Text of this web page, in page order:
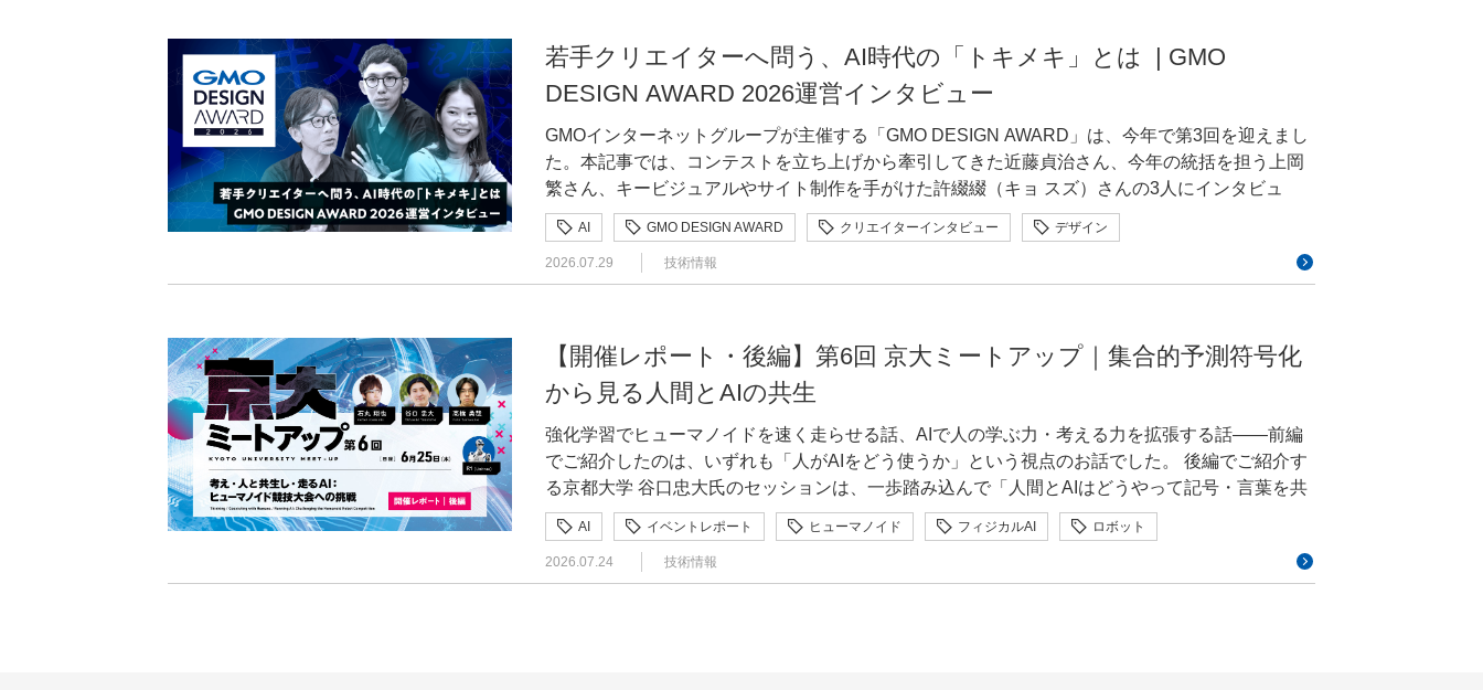
ュアル制作の裏側などを語った以下のインタビュー記事もぜひあわせてご覧ください！ ▽若手ク
リエイターへ問う、AI時代の「トキメキ」とは | GMO DESIGN AWARD 2026運営インタビュー
単なる効率化の手段としてではなく、表現や体験を広げるための手段として活用している点も印
象的です。 「まだ完成度に自信がない」「デザインを専門にしていない」と迷っている方も、ま
は、「思い出召喚ステッカー yomiyomi」「調べ物」「フォームインワン」を制作した3組の受賞
者をご紹介します。個人制作とは異なる、チームならではのアイデアの広げ方や制作の裏側に
も、ぜひご注目ください。 GMO DESIGN AWARD 2026｜詳細・応募はこちら また、GMO
DESIGN AWARDの運営メンバーが、コンテスト立ち上げの背景や今年のテーマ「トキメキ」に
込めた想い、キービジュアル制作の裏側などを語った以下のインタビュー記事もぜひあわせてご
覧ください！▽若手クリエイターへ問う、AI時代の「トキメキ」とは | GMO DESIGN AWARD
できた。じゃあ、作ってみるか」と使う人の気持ちを後押しできます。こうした細部にこそ、使
う人への思いやりが表れると思うので、相手の気持ちになって考えることはとても大切ですね。
—デザイナーを取り巻く環境が変化するなか、今後、インハウスデザイナーとしてどのような役
割を担っていきたいですか。 大橋数字を通じて事業に貢献できるデザイナー、そしてデザインチ
ームでありたいと思っています。そのためには、市場や購入者様と対話し、実際に人と会って得
た気づきをデザインへ反映し、成果につなげていく必要があります。最近、自社サービスを出展
した大型展示会で、2日間ブースに立ち、来場者の方と直接お話しする機会がありました。課題を
伺いながら、自社サービスで支援できることをご案内するという、普段の制作業務だけでは得に
くい経験でした。セールスと同じ現場に立ち、生の声を聞き、反応を観察できたことは大きな収
穫でしたね。チラシやブースのデザインがどのように見られ、使われているのかも、現場に立つ
っています。AIが普及しても、最終的に判断するのは人間です。使い勝手や使う人の気持ちを汲
み取り、細かな表現まで判断できるデザイナーでありたいと思っています。 大橋さんが2日間ブ
お願いします。 大橋3つあります。1つ目は、数字を意識すること。とくに事業会社にいるインハ
ウスデザイナーは、自分が提案したデザインを、コンバージョンなどの事業成果につなげる視点
が必要です。 2つ目は、リリース後こそが肝だということ。仮説をもとにつくったものをリリー
スして終わるのではなく、その後のフィードバックを汲み取り、改善を続けることが重要です。
今回のプロジェクトを通じて、改めて強く感じました。 3つ目は、使う人の気持ちになって細部
にこだわること。その積み重ねが、結果につながっていくのだと思います。 まとめ 大橋さんがた
決済画面を設計するうえで、どのような点を意識しましたか。 大橋決済画面だからこそ、「操作
する人が安心して使えるか」を大切にしました。購入者様を不安にさせないよう、情報の出し方
や見せ方、文言をできるだけわかりやすくすることを意識しましたね。画面を行き来させない動
線も意識しました。たとえば、決済画面を開いたままモーダルウィンドウを表示し、その中で必
要事項を入力すると、閉じた際に内容が反映される仕組みにしています。また、情報量が多い項
目は最初から折りたたんで表示し、前回購入時の決済方法や各種情報をあらかじめ設定しておく
など、利便性を保ちながら入力の手間を減らしました。スマートフォンでの買い物が主流になり
始めた時期だったため、スマートフォンでの使い勝手も重視しました。一般的な画面サイズで必
要な情報がどこまで見えるか、画面が長くなりすぎないかといった点にもこだわっています。こ
うして「クリックやタップをできるだけ減らし、1画面で決済を完了させる」というコンセプトを
はどのような変化がありましたか 大橋段階的に導入したため、対象店舗が少なかった初期は、目
立った改善が見られませんでした。ただ、切り替えるショップ様が増えるにつれて、数値は徐々
に好転していきました。最終的に、CVRは旧画面の35％から50％へと改善しました。正直なとこ
ろ、「そこまで変わるのか」と驚くほど、想定以上のインパクトでしたね。私自身にとっても大
きな発見でしたし、プロジェクトメンバーだけでなく、全社的にも成功を実感できる結果になり
ました。 まとめ 長く改修が見送られてきた決済画面に対し、「Smart Checkout」は4画面のフロ
ーを1画面に集約。購入者様を迷わせず、入力や操作の負担を減らすUI設計を徹底したことで、
CVRを35％から50％へと改善しました。 競合サービスを細かく分析しながらも、「安心して使
えるか」「余計な操作をさせていないか」という購入者様の視点を判断の軸に据えたことが、成
果につながったといえます。 後編では、リリース後に寄せられた購入者様やショップ様の要望
り、一昨年あたりからじわじわ出ている話なんです。もう1つは、外部サービスへの依存リスクで
す。たとえばClaudeのFable 5が規制の対象となり使えなくなる、といった事態も現実に起きま
したよね。外部サービスに依存していると、そこにリスクが生まれてしまうんです。依存そのも
で、その両面でしっかり備えを固めていかなければならないなと。 小池AI時代への対応は会社の
存続にも関わりますし、私たちの高度解析部が扱うIoT周りにも、いままさにAIが入りつつありま
す。この領域はまだ誰も正解を持っていないからこそ、自分たちで打ち出していくしかない。エ
キスパートとして、自分の考えをどんどん発信していってほしいですね。 三村私の領域で取り組
みたいビジョンの面では、IoT診断が1つの軸になります。機器の中からデータを取り出したあと
は従来の診断と同じなのですが、ハードウェアからソフトウェアにデータを移すまでの「ハード
推論を走らせる領域は、車載や自動運転の知見とも交わっていくと考えています。ここはいろい
ろとキャッチアップしている最中ですね。 小池挑みたいビジョンですよね？せっかくですし、人
よね(笑)。実はGMO AI&ロボティクス商事株式会社の方とは、様々な展示会で一緒にやらせてい
ただくことが多いんです。この前のドローンの展示会「Japan Drone」でも一緒にロボットの展
示があったんですけども、そういう時にも都度「これ解析していいですか？」って笑顔で聞きに
いったり。JALグランドサービス様との実証実験も進んでいますが、人型ロボット（ヒューマノ
イド） やロボットは「これまでPCの中で動いていたもの」が現実の世界に飛び出してくる存在
です。なので、安全なパソコンを作るためにウイルスの挙動を解析するのと同じように、人型ロ
ほど手がけ、研究や実務に取り組んでいました。2023年末に当社へ執行役員としてジョインし、
現在はCTO兼高度解析部の部長を務めています。IoT周りやスマートフォンアプリなど、いわば
「手元にあるもの」のセキュリティ診断を担う部署の責任者ですね。 ———三村さんは今回で5
期目になりますが、そもそもなぜエキスパートに就任されたのでしょうか。 三村一番最初は、エ
キスパートという制度を作るという話が出たときに、「活きのいいやつはいないか」という感じ
で声がかかったんです。「三村さんならとりあえずいいんじゃないか」という形で話が下りてき
て、「空き時間でいいから一度やってみては」と誘われました。そこから毎年「来年もぜひ」と
お声がけいただき、ずっと続いているという流れですね。 小池補足すると、三村さんは私がジョ
インする前から活動していたんです。今は私が上長でCTOでもあるので、制度上は私からの推薦
ほしいと思っています。 ———三村さんは「親方」という愛称でも知られていますが、その由来
はどこにあるのでしょうか。 三村正直なところ、私が言い出した言葉ではないので、いまだに由
来はよくわかっていないんです。周りから呼ばれることが増えて、「まあいいか、これで」と放
っておいたら定着してしまいました。本当にそんなものですね。以前に落語鑑賞が好きだと話し
たら、グループの遊び心で「寄席を借りて撮影をしよう！」という企画が持ち上がったこともあ
りました(笑)。 「いい世の中を作る」が原動力 ———小池さんから見て、エキスパートとしての
三村さんの強みはどこにあると感じますか。 小池ひとことで言うと「外に伝える力」ですね。当
社のメンバーはみんな技術力が強いので、三村さん以外にも優れたエンジニアは何人もいます。
しかし、そのなかでGMOインターネットグループ内外に向けて技術力を伝え、つなげていく力が
とても強いのが三村さんの素晴らしいところなんです。三村さんには、こうした特性をさらに発
スの半分を占める「GMO GPUクラウド」のサービス紹介や、さまざまな業種での導入事例には
多くの研究者や企業担当者の方が足を止め、AI先端開発事例の深堀りやNVIDIA推奨構成からなる
サービススペックへの質問も数多くいただきました。 ブースは連日の大盛況となり、人工知能研
した。多くの学生や研究者や企業との新たなつながりを、今後のサービスに活かしてまいりま
す！ 生成AIの開発の最前線を支える「GMO GPUクラウド」 登壇者：大川将史（GMOインターネ
ット株式会社） 3日目の特別講演に先立つスポンサー講演として、「GMO GPUクラウド」の開発
を統括する大川によるサービス紹介が行われました。 大川はまず、GMOインターネットがプレゼ
ンティングスポンサーとして協賛した狙いを紹介。AI開発基盤の重要性を多くの方に知ってもら
いたいこと、AI開発に携わる方々や学生・エンジニアと交流して学び合っていきたいことの2点を
供を開始しています。 「GMO GPUクラウド」にはNVIDIA社のH200やB300などが搭載されてお
り、大規模なマルチノード学習に適した構成を整えています。さらにNVIDIA社が推奨するネット
ワーキングプラットフォームのSpectrum-Xや高性能ストレージにもこだわっているのも大きな特
長です。 経済産業省によるクラウドプログラム認定を受けて100億円規模の設備投資を行い、
「GMO GPUクラウド」の名でサービスを展開してきたGMOインターネットですが、大川は「単
にGPUを提供するだけではありません」と、開発責任者の立場から強調します。 「GMO GPUク
ラウド」では、24時間365日の高可用性や故障時の即時交換といったエンタープライズレベルの
サポートを志向し、用途に応じてマネージド型のHPCクラスタやベアメタル型などを選択可能で
す。 こうした取り組みは外部評価にも表れており、TOP500やGreen500のランキングで国内最高
/ 博士（情報科学）） オープニングを飾ったプレナリーセッションでは、GMOインターネットグ
ループを代表して、GMOペパボ株式会社の栗林CTOが登壇し、グループが本大会を応援する理由
を語りました。講演冒頭には人型ロボット（ヒューマノイド）の走行デモが披露され、舞台上を
疾走する様子が会場の視線を集めました。 こうした人型ロボット（ヒューマノイド）開発の背景
にあるのは、2026年のニューイヤー駅伝で初優勝を果たしたGMOインターネットグループ陸上部
の存在です。栗林は、この陸上部の知見をロボットのモデル開発に活かし、2026年8月に中国で
– GMOロボッツ」プロジェクトを紹介しました。 ロボティクスへの取り組みはスポーツにとどま
りません。栗林は、2026年4月からGMOインターネットグループが日本航空と進めている、空港
におけるヒューマノイドロボット活用の実証実験を開始したエピソードも紹介。観光需要で荷物
だけに限った問題ではなく、全産業で人口が減るにつれてますます大きくなる課題です」と警鐘
を鳴らします。「我々GMOインターネットグループとしては、人型ロボット（ヒューマノイド）
をもっと支援していくことによって、この課題解決にインパクトを残したいと思っております」
へ展開していく構想を語りました。さらに今後の展望として、「これからはフィジカルAIと言わ
れるロボットが、インターネット上のアプリケーションを動かす大きなインフラになる」と示し
ました。 そしてJSAIではAIに取り組む学生さんも来場されていることから、栗林は渋谷に開設し
たGMOヒューマノイド・ラボの紹介とともに、インターンや共同研究を担う研究者の募集も呼び
かけます。最後に、「スポンサーをするだけでなく、我々のエンジニアや研究者がこの大会でさ
まざまな発表をします」と続く各セッションへと聴衆をいざない、講演を終えました。 強化学習
若手クリエイターへ問う、AI時代の「トキメキ」とは | GMO
DESIGN AWARD 2026運営インタビュー
GMOインターネットグループが主催する「GMO DESIGN AWARD」は、今年で第3回を迎えまし
た。本記事では、コンテストを立ち上げから牽引してきた近藤貞治さん、今年の統括を担う上岡
繁さん、キービジュアルやサイト制作を手がけた許綴綴（キョ スズ）さんの3人にインタビュ
ー。コンテスト立ち上げの背景から、AI時代にあえて「トキメキ」をテーマに掲げた理由、制作
の舞台裏までを聞きました。 GMO DESIGN AWARD 2026とは？ GMO DESIGN AWARD（以
下、本コンテスト）は、GMOインターネットグループが主催し、今年で3回目を迎える、18〜29
す。 プロダクト部門ビジュアル部門 応募期間は2026年6月15日（月）〜9月30日（水）。最優秀
賞には賞金100万円、優秀賞は各20万円（プロダクト・ビジュアル各部門2点ずつ）が贈られ、賞
金総額は250万円にのぼります。 今年の審査員長は、大阪・関西万博のデザインシステムを手が
けたことでも知られる引地耕太 氏（VISIONs CEO／クリエイティブディレクター）が務めます。
また、以下の審査員が昨年に引き続き、ゲスト審査員として参加します。（五十音順）： 有馬ト
モユキ 氏（日本デザインセンター 有馬デザイン研究室） 清水 勝太 氏（KOEL／クリエイティブ
https://gmo-design-award.com/ インタビュー参加者 近藤 貞治｜GMOインターネットグループ株
式会社 グループブランド推進本部 グループクリエイティブ部 部長 兼 グループ広報部 部長 GMO
インターネットグループ入社前はクリエイティブエージェンシーにてグラフィック・Webのデザ
AI GMO DESIGN AWARD クリエイターインタビュー デザイン
2026.07.29 技術情報
【開催レポート・後編】第6回 京大ミートアップ｜集合的予測符号化
から見る人間とAIの共生
強化学習でヒューマノイドを速く走らせる話、AIで人の学ぶ力・考える力を拡張する話――前編
でご紹介したのは、いずれも「人がAIをどう使うか」という視点のお話でした。 後編でご紹介す
る京都大学 谷口忠大氏のセッションは、一歩踏み込んで「人間とAIはどうやって記号・言葉を共
有し、共生していくべきか」を数理モデルで扱う、研究者向けの濃い内容となりました。 前編は
こちらから Session3『集合的予測符号化と人間AI共生的アライメント』 谷口 忠大 氏京都大学 大
学院情報学研究科 教授 最後に登壇したのは京都大学の谷口忠大氏。長年「記号創発ロボティク
AI イベントレポート ヒューマノイド フィジカルAI
ロボット
京大ミートアップ
生成AI
産学連携 研究開発
2026.07.24 技術情報